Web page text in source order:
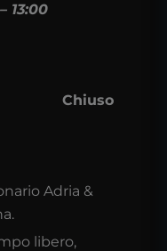
13:00
Chiuso
Adria &
libero,